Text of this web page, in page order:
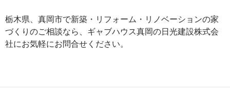
栃木県、真岡市で新築・リフォーム・リノベーションの家
づくりのご相談なら、ギャブハウス真岡の日光建設株式会
社にお気軽にお問合せください。